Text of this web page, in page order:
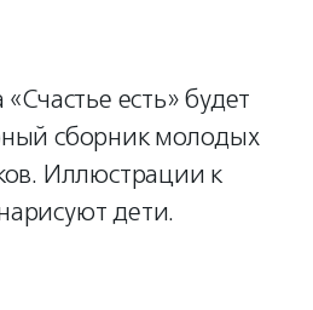
есть» будет
сборник молодых
Иллюстрации к
дети.